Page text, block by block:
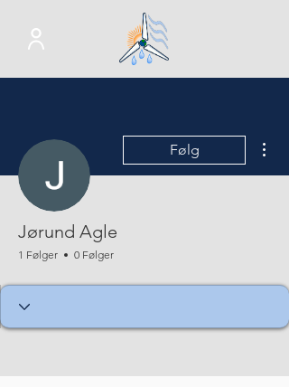
Følg
Jørund Agle
1 Følger 0 Følger